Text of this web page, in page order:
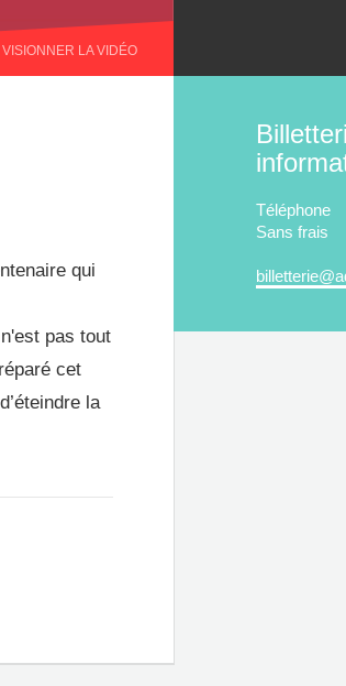
VISIONNER LA VIDÉO
qui
pas tout
cet
la
Téléphone
Sans frais